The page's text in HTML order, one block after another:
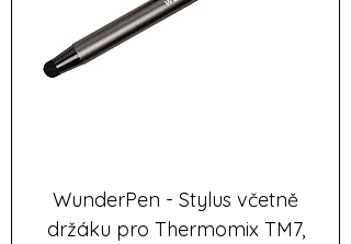
WunderPen - Stylus včetně
držáku pro Thermomix TM7,